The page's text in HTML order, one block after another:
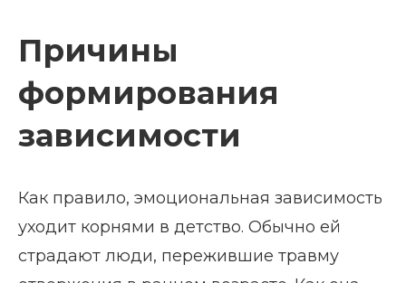
Причины
формирования
зависимости
Как правило, эмоциональная зависимость
уходит корнями в детство. Обычно ей
страдают люди, пережившие травму